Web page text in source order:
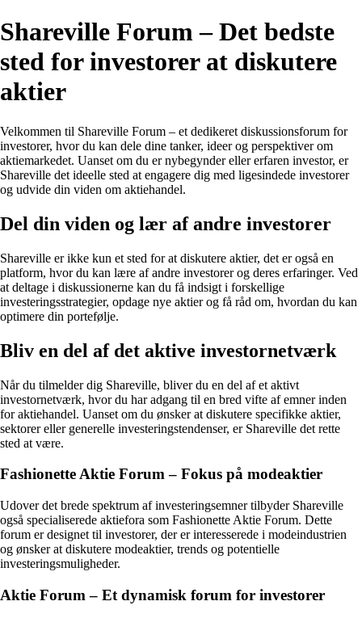
Shareville Forum – Det bedste
sted for investorer at diskutere
aktier
Velkommen til Shareville Forum – et dedikeret diskussionsforum for
investorer, hvor du kan dele dine tanker, ideer og perspektiver om
aktiemarkedet. Uanset om du er nybegynder eller erfaren investor, er
Shareville det ideelle sted at engagere dig med ligesindede investorer
og udvide din viden om aktiehandel.
Del din viden og lær af andre investorer
Shareville er ikke kun et sted for at diskutere aktier, det er også en
platform, hvor du kan lære af andre investorer og deres erfaringer. Ved
at deltage i diskussionerne kan du få indsigt i forskellige
investeringsstrategier, opdage nye aktier og få råd om, hvordan du kan
optimere din portefølje.
Bliv en del af det aktive investornetværk
Når du tilmelder dig Shareville, bliver du en del af et aktivt
investornetværk, hvor du har adgang til en bred vifte af emner inden
for aktiehandel. Uanset om du ønsker at diskutere specifikke aktier,
sektorer eller generelle investeringstendenser, er Shareville det rette
sted at være.
Fashionette Aktie Forum – Fokus på modeaktier
Udover det brede spektrum af investeringsemner tilbyder Shareville
også specialiserede aktiefora som Fashionette Aktie Forum. Dette
forum er designet til investorer, der er interesserede i modeindustrien
og ønsker at diskutere modeaktier, trends og potentielle
investeringsmuligheder.
Aktie Forum – Et dynamisk forum for investorer